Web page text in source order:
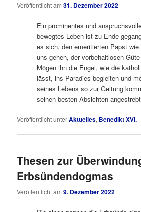
Veröffentlicht am31. Dezember 2022
Ein prominentes und
bewegtes Leben ist zu Ende
es sich, den emeritierten Papst
uns gehen, der vorbehaltlosen
Mögen ihn die Engel, wie die
lässt, ins Paradies begleiten und
seines Lebens so zur Geltung
seinen besten Absichten
Veröffentlicht unterAktuelles, Benedikt XVI.
Thesen zur
Erbsündendogmas
Veröffentlicht am9. Dezember 2022